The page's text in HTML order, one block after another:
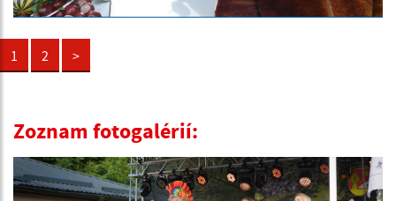
1 2 >
Zoznam fotogalérií: